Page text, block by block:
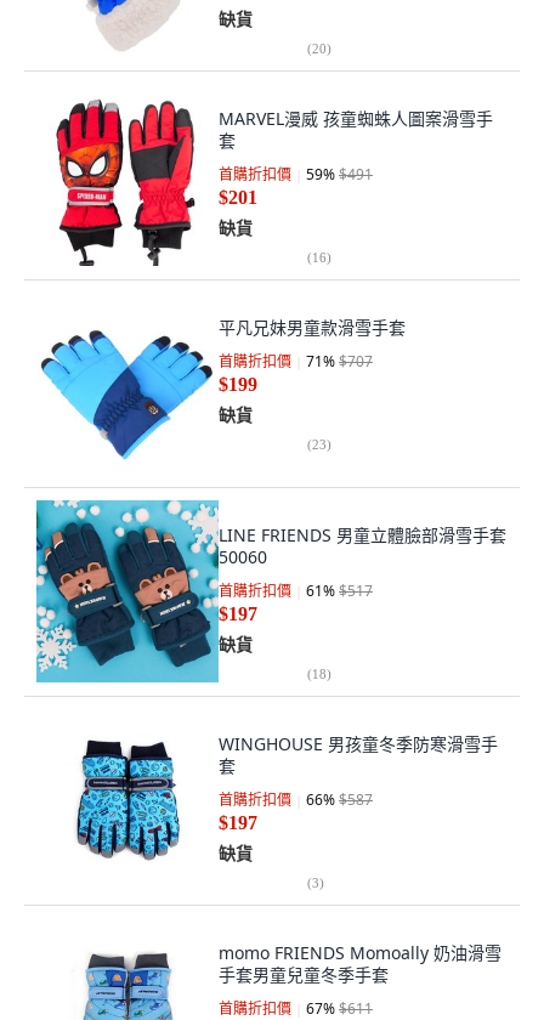
缺貨
(20)
MARVEL漫威 孩童蜘蛛人圖案滑雪手
套
首購折扣價 59%$491
$201
缺貨
(16)
平凡兄妹男童款滑雪手套
首購折扣價 71%$707
$199
缺貨
(23)
LINE FRIENDS 男童立體臉部滑雪手套
50060
首購折扣價 61%$517
$197
缺貨
(18)
WINGHOUSE 男孩童冬季防寒滑雪手
套
首購折扣價 66%$587
$197
缺貨
(3)
momo FRIENDS Momoally 奶油滑雪
手套男童兒童冬季手套
首購折扣價 67%$611